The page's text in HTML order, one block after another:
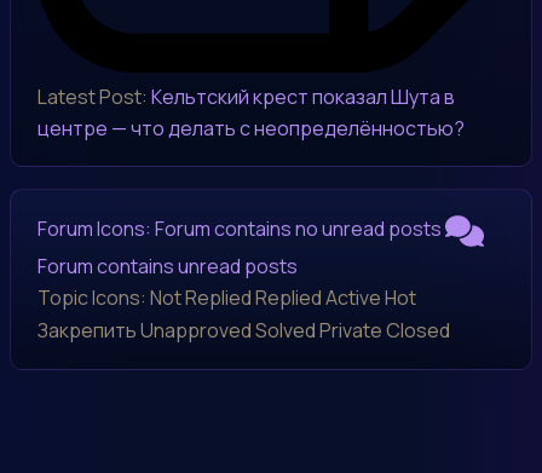
Latest Post: Кельтский крест показал Шута в
центре — что делать с неопределённостью?
Forum Icons: Forum contains no unread posts
Forum contains unread posts
Topic Icons: Not RepliedRepliedActiveHot
ЗакрепитьUnapprovedSolvedPrivateClosed